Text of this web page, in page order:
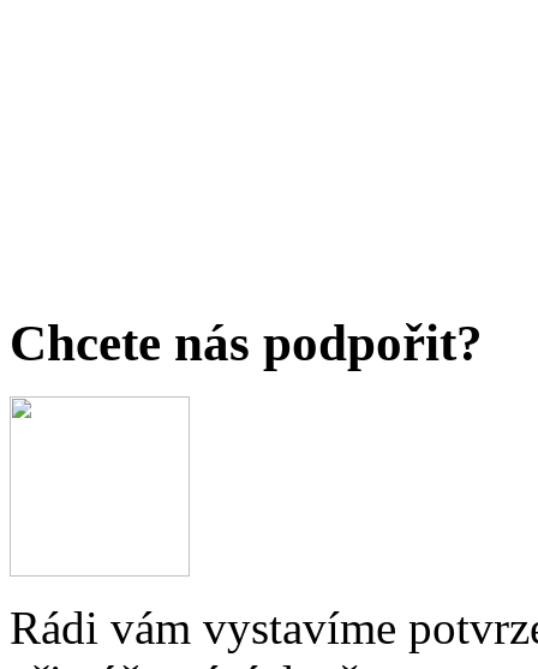
Chcete nás podpořit?
Rádi vám vystavíme